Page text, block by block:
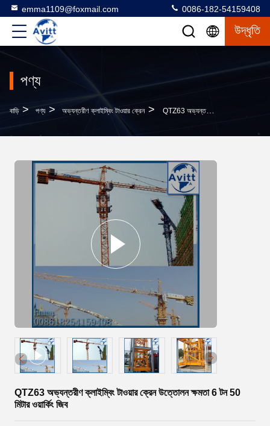
emma1109@foxmail.com 0086-182-54159408
উদ্ধৃতি
পণ্য
বাড়ি > পণ্য > অভ্যন্তরীণ ক্লাইম্বিং টাওয়ার ক্রেন > QTZ63 অভ্যন্তরীণ ক্লাইম্বিং টাওয়ার ক্রেন উত্তোলন ক্ষমতা 6 টন 50 মিটার ওয়ার্কিং জিব
QTZ63 অভ্যন্তরীণ ক্লাইম্বিং টাওয়ার ক্রেন উত্তোলন ক্ষমতা 6 টন 50
মিটার ওয়ার্কিং জিব